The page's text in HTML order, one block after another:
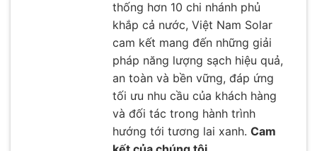
thống hơn 10 chi nhánh phủ
khắp cả nước, Việt Nam Solar
cam kết mang đến những giải
pháp năng lượng sạch hiệu quả,
an toàn và bền vững, đáp ứng
tối ưu nhu cầu của khách hàng
và đối tác trong hành trình
hướng tới tương lai xanh. Cam